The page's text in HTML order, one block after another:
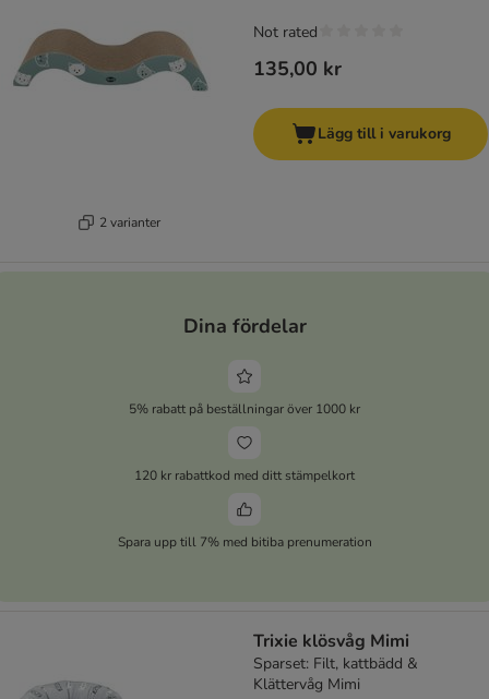
2 varianter
135,00 kr
Not rated
Lägg till i varukorg
Dina fördelar
5% rabatt på beställningar över 1000 kr
120 kr rabattkod med ditt stämpelkort
Spara upp till 7% med bitiba prenumeration
Trixie klösvåg Mimi
Sparset: Filt, kattbädd &
Klättervåg Mimi